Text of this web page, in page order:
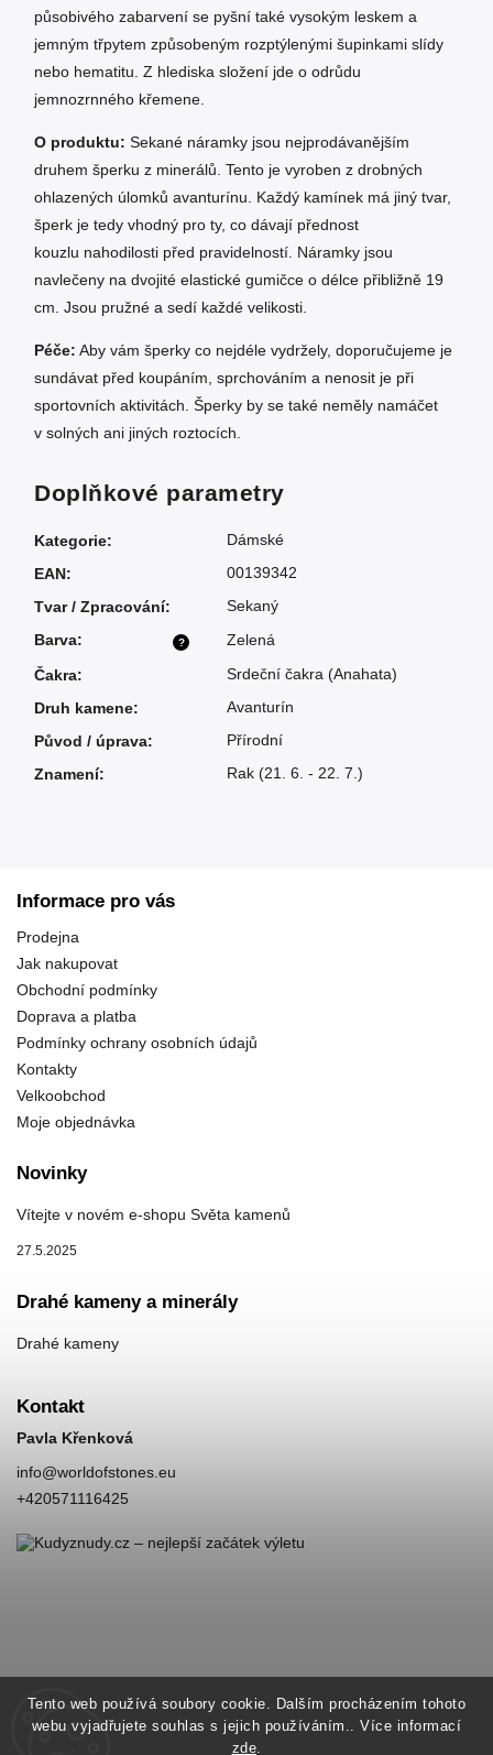
Tento web používá soubory cookie. Dalším procházením tohoto
webu vyjadřujete souhlas s jejich používáním.. Více informací
zde.
působivého zabarvení se pyšní také vysokým leskem a
jemným třpytem způsobeným rozptýlenými šupinkami slídy
nebo hematitu. Z hlediska složení jde o odrůdu
jemnozrnného křemene.
O produktu: Sekané náramky jsou nejprodávanějším
druhem šperku z minerálů. Tento je vyroben z drobných
ohlazených úlomků avanturínu. Každý kamínek má jiný tvar,
šperk je tedy vhodný pro ty, co dávají přednost
kouzlu nahodilosti před pravidelností. Náramky jsou
navlečeny na dvojité elastické gumičce o délce přibližně 19
cm. Jsou pružné a sedí každé velikosti.
Péče: Aby vám šperky co nejdéle vydržely, doporučujeme je
sundávat před koupáním, sprchováním a nenosit je při
sportovních aktivitách. Šperky by se také neměly namáčet
v solných ani jiných roztocích.
Doplňkové parametry
Kategorie:
Dámské
EAN:
00139342
Tvar / Zpracování: Sekaný
?
Barva:
Zelená
Čakra:
Srdeční čakra (Anahata)
Druh kamene:
Avanturín
Původ / úprava:
Přírodní
Znamení: Rak (21. 6. - 22. 7.)
Informace pro vás
Prodejna
Jak nakupovat
Obchodní podmínky
Doprava a platba
Podmínky ochrany osobních údajů
Kontakty
Velkoobchod
Moje objednávka
Novinky
Vítejte v novém e-shopu Světa kamenů
27.5.2025
Drahé kameny a minerály
Drahé kameny
Kontakt
Pavla Křenková
info@worldofstones.eu
+420571116425